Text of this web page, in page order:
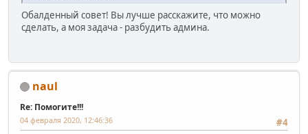
Обалденный совет! Вы лучше расскажите, что можно
сделать, а моя задача - разбудить админа.
naul
Re: Помогите!!!
#4
04 февраля 2020, 12:46:36